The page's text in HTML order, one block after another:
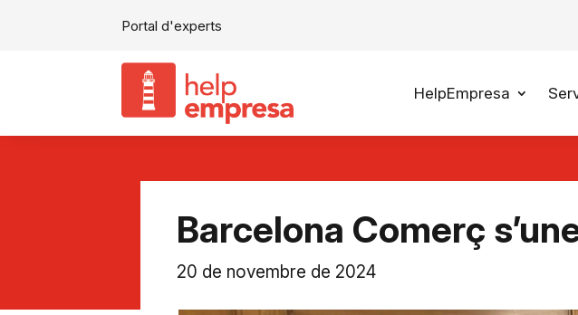
Portal d'experts
HelpEmpresa
Barcelona Comerç
20 de novembre de 2024